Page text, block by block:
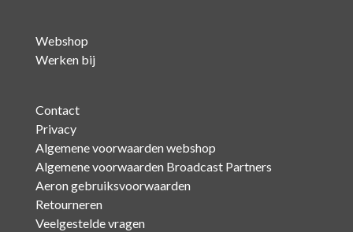
Webshop
Werken bij
Contact
Privacy
Algemene voorwaarden webshop
Algemene voorwaarden Broadcast Partners
Aeron gebruiksvoorwaarden
Retourneren
Veelgestelde vragen